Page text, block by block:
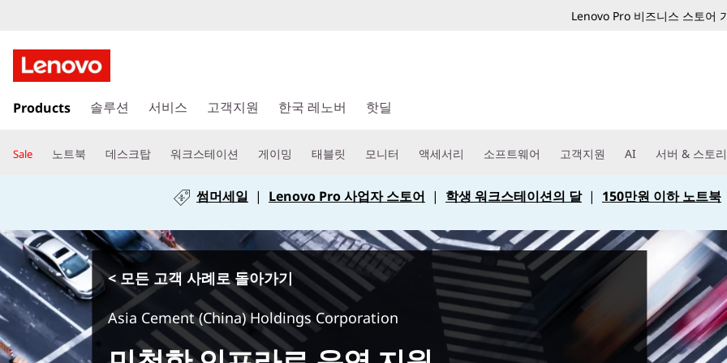
Lenovo Pro 비즈니스 스토어
요
텐
뛰
Products 솔루션 서비스 고객지원 한국 레노버 핫딜
Sale 노트북 데스크탑 워크스테이션 게이밍 태블릿 모니터 액세서리 소프트웨어 고객지원 AI 서버 & 스토
썸머세일 | Lenovo Pro 사업자 스토어 | 학생 워크스테이션의 달| 150만원 이하 노트북
< 모든 고객 사례로 돌아가기
Asia Cement (China) Holdings Corporation